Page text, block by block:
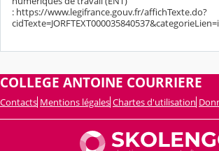
: https://www.legifrance.gouv.fr/affichTexte.do?
COLLEGE ANTOINE COURRIERE
Contacts Mentions légales Chartes d'utilisation